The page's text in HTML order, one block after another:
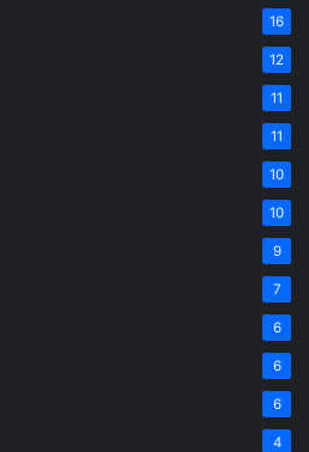
16
12
11
11
10
10
9
7
6
6
6
4